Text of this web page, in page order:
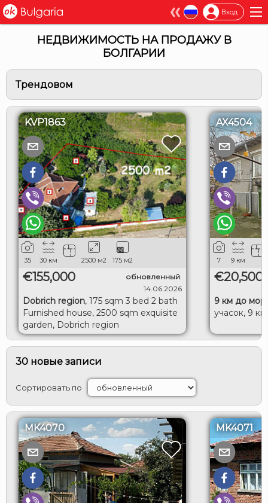
Вход ×
НЕДВИЖИМОСТЬ НА ПРОДАЖУ В
БОЛГАРИИ
Трендовом
KVP1863
35 30 км 2500 м2 175 м2
€155,000 обновленный:
14.06.2026
Dobrich region, 175 sqm 3 bed 2 bath
Furnished house, 2500 sqm exquisite
garden, Dobrich region
AX4504
7 9 км
€20,500
9 км до
учасок, 9
30 новые записи
Сортировать по
MK4070 MK4071
ВХОД